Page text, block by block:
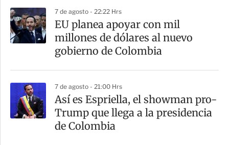
7 de agosto - 22:22 Hrs
EU planea apoyar con mil
millones de dólares al nuevo
gobierno de Colombia
7 de agosto - 21:00 Hrs
Así es Espriella, el showman pro-
Trump que llega a la presidencia
de Colombia